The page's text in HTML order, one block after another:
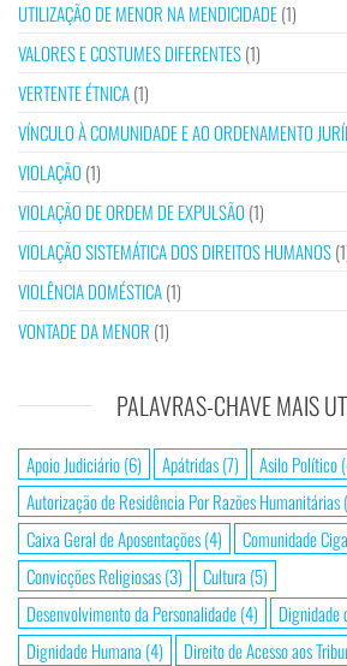
UTILIZAÇÃO DE MENOR NA MENDICIDADE(1)
VALORES E COSTUMES DIFERENTES(1)
VERTENTE ÉTNICA(1)
VÍNCULO À COMUNIDADE E AO ORDENAMENTO
VIOLAÇÃO (1)
VIOLAÇÃO DE ORDEM DE EXPULSÃO (1)
VIOLAÇÃO SISTEMÁTICA DOS DIREITOS HUMANOS
VIOLÊNCIA DOMÉSTICA(1)
VONTADE DA MENOR (1)
PALAVRAS-CHAVE MAIS
Apoio Judiciário(6) Apátridas(7) Asilo Político
Autorização de Residência Por Razões Humanitárias
Caixa Geral de Aposentações(4) Comunidade
Convicções Religiosas(3) Cultura (5)
Desenvolvimento da Personalidade(4) Dignidade
Dignidade Humana (4) Direito de Acesso aos